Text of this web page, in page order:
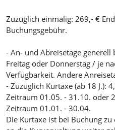
Zuzüglich einmalig: 269,- €
Buchungsgebühr.
- An- und Abreisetage generell
Freitag oder Donnerstag / je
Verfügbarkeit. Andere
- Zuzüglich Kurtaxe (ab 18 J.):
Zeitraum 01.05. - 31.10. oder
Zeitraum 01.01. - 30.04.
Die Kurtaxe ist bei Buchung